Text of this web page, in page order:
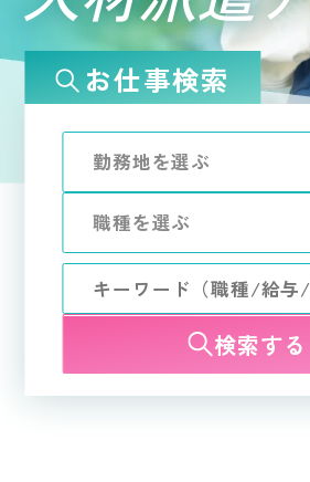
お仕事検索
検索する